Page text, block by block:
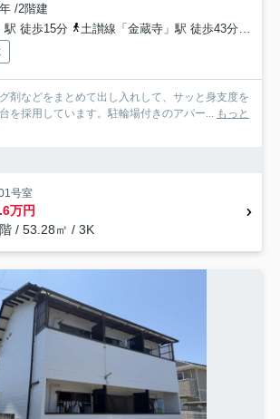
/2階建
駅 徒歩15分
土讃線「金蔵寺」駅 徒歩43分
剤などをまとめて出し入れして、サッと身支度を
を採用しています。駐輪場付きのアパー... もっと
号室
万円
/ 53.28㎡ / 3K